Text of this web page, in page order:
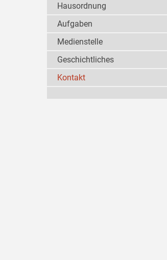
Hausordnung
Aufgaben
Medienstelle
Geschichtliches
Kontakt